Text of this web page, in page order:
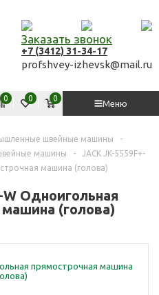
Заказать звонок
+7 (3412) 31-34-17
profshvey-izhevsk@mail.ru
Меню
Сравнить
0 Избранное
0 Корзина
0
швейные машины
-
машины
-
JACK JK-5559F+-
машина (голова)
W Одноигольная
(голова)